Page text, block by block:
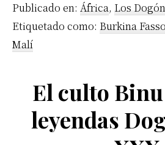
Dogón
una
Cap.
Publicado en: África, Los Dogón
Etiquetado como: Burkina Fasso
Malí
El culto
leyendas